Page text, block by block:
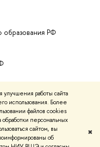
работы сайта
использования. Более
файлов cookies
персональных
сайтом, вы
об
✖
образования РФ
Условия
конфиденциальности